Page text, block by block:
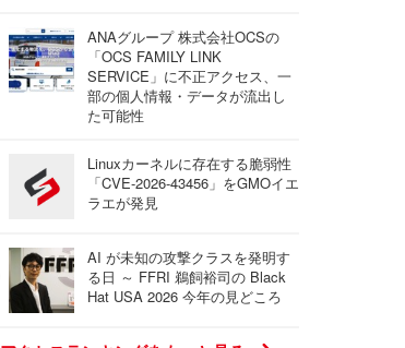
ANAグループ 株式会社OCSの
「OCS FAMILY LINK
SERVICE」に不正アクセス、一
部の個人情報・データが流出し
た可能性
Linuxカーネルに存在する脆弱性
「CVE-2026-43456」をGMOイエ
ラエが発見
AI が未知の攻撃クラスを発明す
る日 ～ FFRI 鵜飼裕司の Black
Hat USA 2026 今年の見どころ